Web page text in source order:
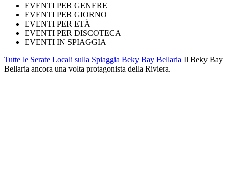
EVENTI PER GENERE
EVENTI PER GIORNO
EVENTI PER ETÀ
EVENTI PER DISCOTECA
EVENTI IN SPIAGGIA
Tutte le Serate Locali sulla Spiaggia Beky Bay Bellaria Il Beky Bay
Bellaria ancora una volta protagonista della Riviera.